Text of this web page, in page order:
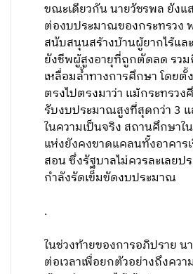
ขณะเดียวกัน นายวัชรพล ยังแ
ต่องบประมาณของกระทรวง
สนับสนุนสร้างบ้านผู้ยากไร้และ
ยังชีพผู้สูงอายุที่ถูกตัดลด รว
เหลื่อมล้ำทางการศึกษา โดยตั้
ตรงไปตรงมาว่า แม้กระทรวง
รับงบประมาณสูงที่สุดกว่า 3
ในความเป็นจริง สถานศึกษา
แห่งยังคงขาดแคลนทั้งอาคาร
สอน ซึ่งรัฐบาลไม่ควรละเลยป
กำลังรัดเข็มขัดงบประมาณ
.
ในช่วงท้ายของการอภิปราย น
ต่อเวลาเพื่อยกตัวอย่างถึงคว